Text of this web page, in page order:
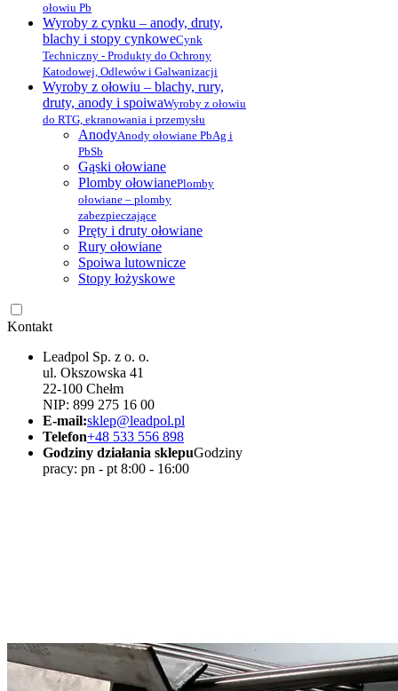
ołowiu Pb
Wyroby z cynku – anody, druty,
blachy i stopy cynkoweCynk
Techniczny - Produkty do Ochrony
Katodowej, Odlewów i Galwanizacji
Wyroby z ołowiu – blachy, rury,
druty, anody i spoiwaWyroby z ołowiu
do RTG, ekranowania i przemysłu
AnodyAnody ołowiane PbAg i
PbSb
Gąski ołowiane
Plomby ołowianePlomby
ołowiane – plomby
zabezpieczające
Pręty i druty ołowiane
Rury ołowiane
Spoiwa lutownicze
Stopy łożyskowe
Kontakt
Leadpol Sp. z o. o.
ul. Okszowska 41
22-100 Chełm
NIP: 899 275 16 00
E-mail:sklep@leadpol.pl
Telefon+48 533 556 898
Godziny działania sklepuGodziny
pracy: pn - pt 8:00 - 16:00